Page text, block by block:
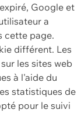
Google et
a
cette page.
différent. Les
les sites web
à l'aide du
statistiques de
pour le suivi